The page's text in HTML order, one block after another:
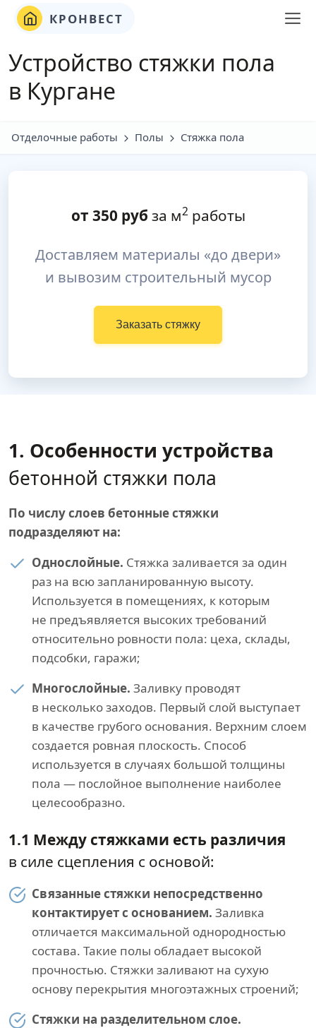
КРОНВЕСТ
Устройство стяжки пола
в Кургане
Отделочные работы Полы Стяжка пола
от 350руб за м2работы
Доставляем материалы «до двери»
и вывозим строительный мусор
Заказать стяжку
1. Особенности устройства
бетонной стяжки пола
По числу слоев бетонные стяжки
подразделяют на:
Однослойные. Стяжка заливается за один
раз на всю запланированную высоту.
Используется в помещениях, к которым
не предъявляется высоких требований
относительно ровности пола: цеха, склады,
подсобки, гаражи;
Многослойные. Заливку проводят
в несколько заходов. Первый слой выступает
в качестве грубого основания. Верхним слоем
создается ровная плоскость. Способ
используется в случаях большой толщины
пола — послойное выполнение наиболее
целесообразно.
1.1 Между стяжками есть различия
в силе сцепления с основой:
Связанные стяжки непосредственно
контактирует с основанием. Заливка
отличается максимальной однородностью
состава. Такие полы обладает высокой
прочностью. Стяжки заливают на сухую
основу перекрытия многоэтажных строений;
Стяжки на разделительном слое.